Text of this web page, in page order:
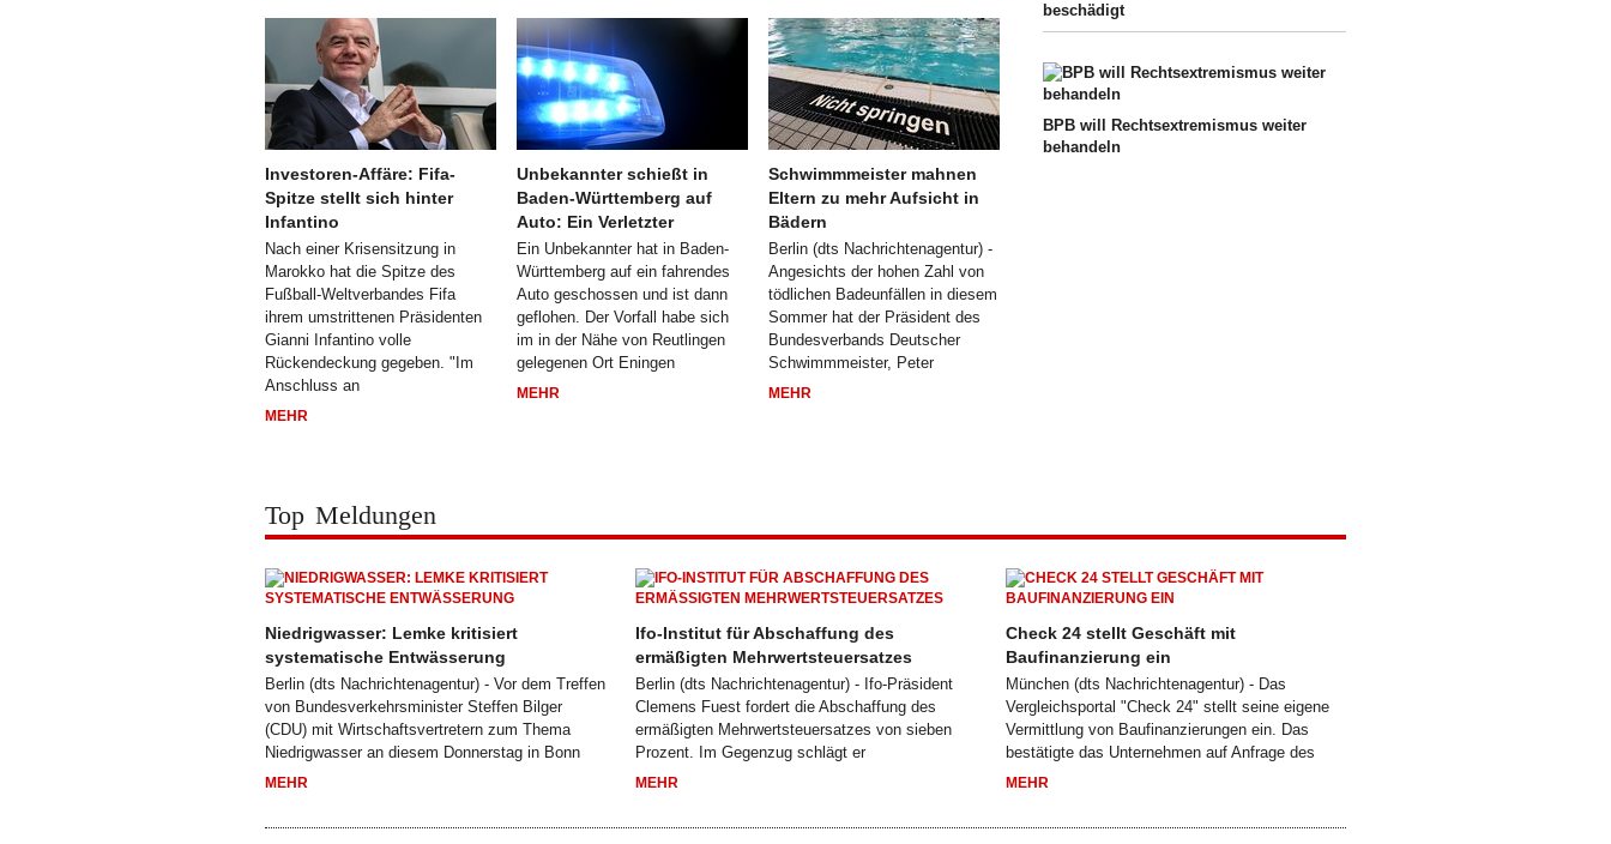
Investoren-Affäre: Fifa-
Spitze stellt sich hinter
Infantino
Nach einer Krisensitzung in
Marokko hat die Spitze des
Fußball-Weltverbandes Fifa
ihrem umstrittenen Präsidenten
Gianni Infantino volle
Rückendeckung gegeben. "Im
Anschluss an
MEHR
Unbekannter schießt in
Baden-Württemberg auf
Auto: Ein Verletzter
Ein Unbekannter hat in Baden-
Württemberg auf ein fahrendes
Auto geschossen und ist dann
geflohen. Der Vorfall habe sich
im in der Nähe von Reutlingen
gelegenen Ort Eningen
MEHR
Schwimmmeister mahnen
Eltern zu mehr Aufsicht in
Bädern
Berlin (dts Nachrichtenagentur) -
Angesichts der hohen Zahl von
tödlichen Badeunfällen in diesem
Sommer hat der Präsident des
Bundesverbands Deutscher
Schwimmmeister, Peter
MEHR
beschädigt
BPB will Rechtsextremismus weiter
behandeln
Top Meldungen
Niedrigwasser: Lemke kritisiert
systematische Entwässerung
Berlin (dts Nachrichtenagentur) - Vor dem Treffen
von Bundesverkehrsminister Steffen Bilger
(CDU) mit Wirtschaftsvertretern zum Thema
Niedrigwasser an diesem Donnerstag in Bonn
MEHR
Ifo-Institut für Abschaffung des
ermäßigten Mehrwertsteuersatzes
Berlin (dts Nachrichtenagentur) - Ifo-Präsident
Clemens Fuest fordert die Abschaffung des
ermäßigten Mehrwertsteuersatzes von sieben
Prozent. Im Gegenzug schlägt er
MEHR
Check 24 stellt Geschäft mit
Baufinanzierung ein
München (dts Nachrichtenagentur) - Das
Vergleichsportal "Check 24" stellt seine eigene
Vermittlung von Baufinanzierungen ein. Das
bestätigte das Unternehmen auf Anfrage des
MEHR